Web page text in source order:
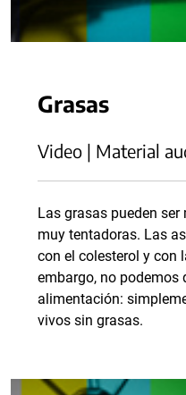
Grasas
Video | Material
Las grasas pueden
muy tentadoras. Las
con el colesterol y con
embargo, no podemos
alimentación:
vivos sin grasas.